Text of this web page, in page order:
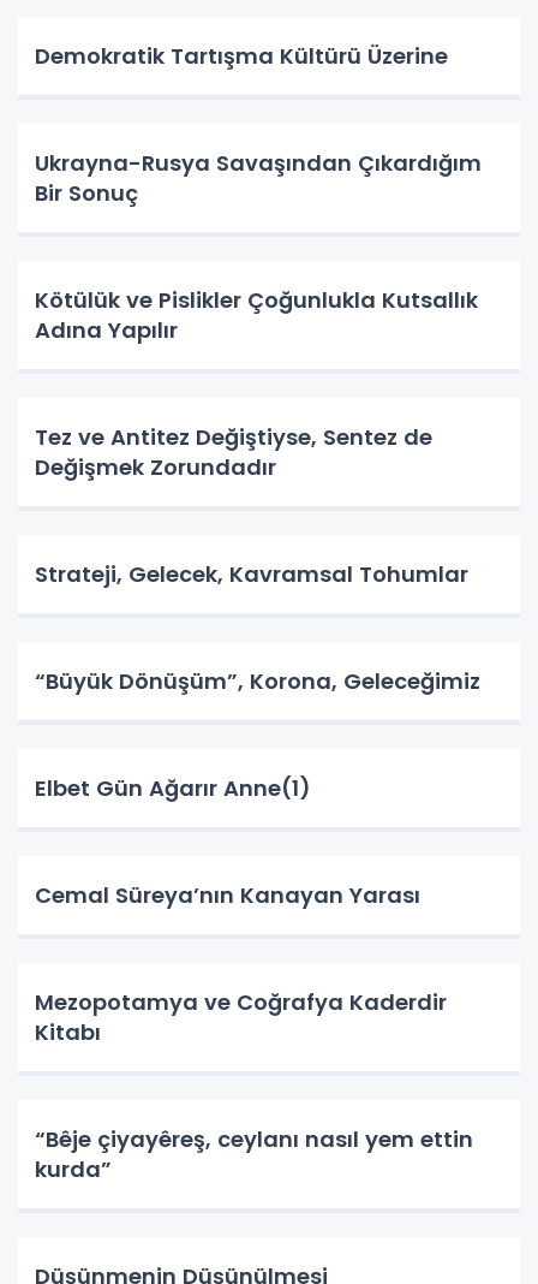
Demokratik Tartışma Kültürü Üzerine
Ukrayna-Rusya Savaşından Çıkardığım
Bir Sonuç
Kötülük ve Pislikler Çoğunlukla Kutsallık
Adına Yapılır
Tez ve Antitez Değiştiyse, Sentez de
Değişmek Zorundadır
Strateji, Gelecek, Kavramsal Tohumlar
“Büyük Dönüşüm”, Korona, Geleceğimiz
Elbet Gün Ağarır Anne(1)
Cemal Süreya’nın Kanayan Yarası
Mezopotamya ve Coğrafya Kaderdir
Kitabı
“Bêje çiyayêreş, ceylanı nasıl yem ettin
kurda”
Düşünmenin Düşünülmesi